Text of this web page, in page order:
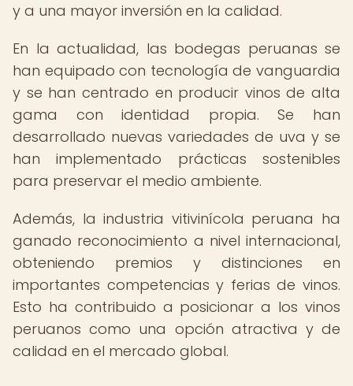
y a una mayor inversión en la calidad.
En la actualidad, las bodegas peruanas se
han equipado con tecnología de vanguardia
y se han centrado en producir vinos de alta
gama con identidad propia. Se han
desarrollado nuevas variedades de uva y se
han implementado prácticas sostenibles
para preservar el medio ambiente.
Además, la industria vitivinícola peruana ha
ganado reconocimiento a nivel internacional,
obteniendo premios y distinciones en
importantes competencias y ferias de vinos.
Esto ha contribuido a posicionar a los vinos
peruanos como una opción atractiva y de
calidad en el mercado global.